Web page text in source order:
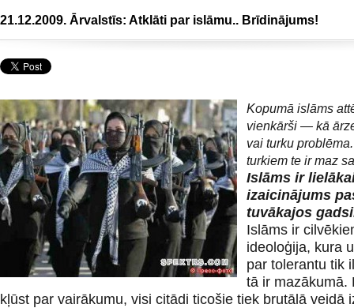
21.12.2009. Ārvalstīs: Atklāti par islāmu.. Brīdinājums!
Kopumā islāms
vienkārši — kā
vai turku
turkiem te ir maz
Islāms ir
izaicinājums
tuvākajos
Islāms ir
ideoloģija, kura
par tolerantu tik
tā ir mazākumā.
kļūst par vairākumu, visi citādi ticošie tiek brutālā veidā